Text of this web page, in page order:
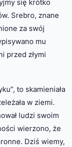
się krótko
Srebro, znane
za swój
mu
przed złymi
to skamieniała
w ziemi.
ludzi swoim
wierzono, że
Dziś wiemy,